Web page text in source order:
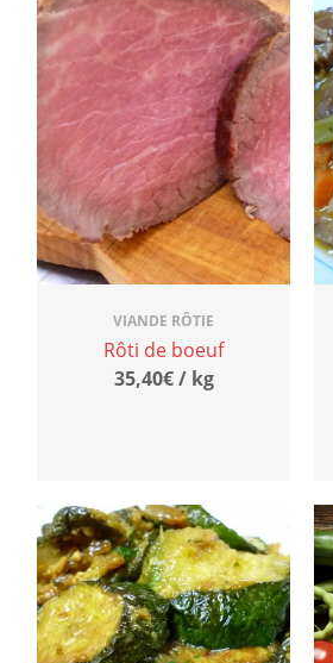
VIANDE RÔTIE
Rôti de boeuf
35,40€ / kg